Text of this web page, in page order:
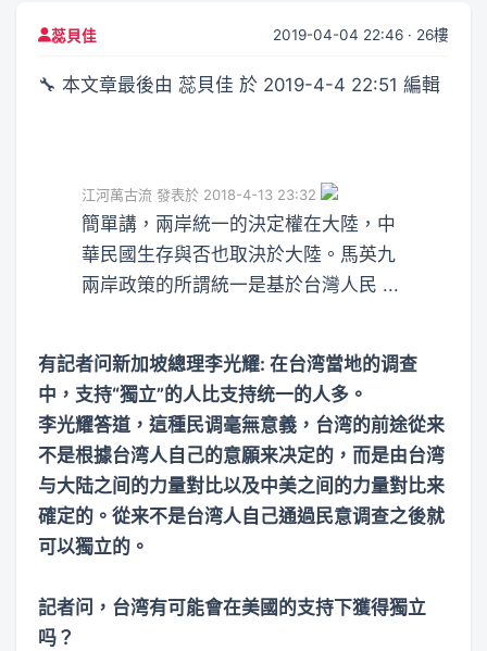
蕊貝佳 2019-04-04 22:46 · 26樓
🔧 本文章最後由 蕊貝佳 於 2019-4-4 22:51 編輯
江河萬古流 發表於 2018-4-13 23:32
簡單講，兩岸統一的決定權在大陸，中
華民國生存與否也取決於大陸。馬英九
兩岸政策的所謂統一是基於台灣人民 ...
有記者问新加坡總理李光耀: 在台湾當地的调查
中，支持“獨立”的人比支持统一的人多。
李光耀答道，這種民调毫無意義，台湾的前途從来
不是根據台湾人自己的意願来决定的，而是由台湾
与大陆之间的力量對比以及中美之间的力量對比来
確定的。從来不是台湾人自己通過民意调查之後就
可以獨立的。
記者问，台湾有可能會在美國的支持下獲得獨立
吗？